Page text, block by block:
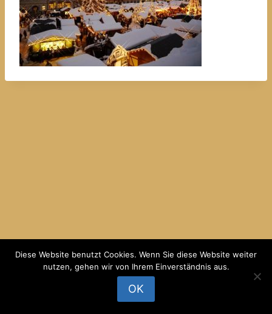
© 2026 Ferienwohnung Kaufmann - WordPress
Theme vonKadence WP
Diese Website benutzt Cookies. Wenn Sie diese Website weiter
nutzen, gehen wir von Ihrem Einverständnis aus.
OK